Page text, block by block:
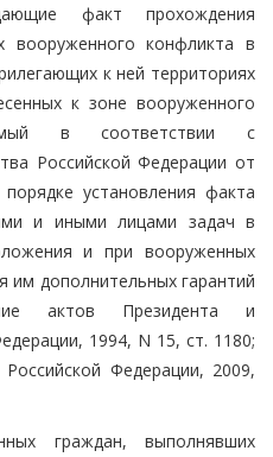
факт прохождения
конфликта в
к ней территориях
к зоне вооруженного
в соответствии с
Российской Федерации от
установления факта
и иными лицами задач в
и при вооруженных
им дополнительных гарантий
актов Президента и
1994, N 15, ст. 1180;
Федерации, 2009,
граждан, выполнявших